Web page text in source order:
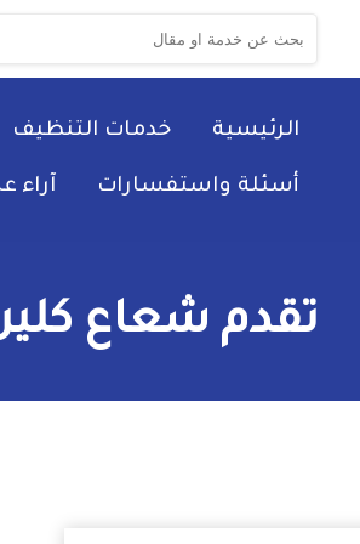
البحث
عن:
الرئيسية خدمات التنظيف
أسئلة واستفسارات آراء
تقدم شعاع